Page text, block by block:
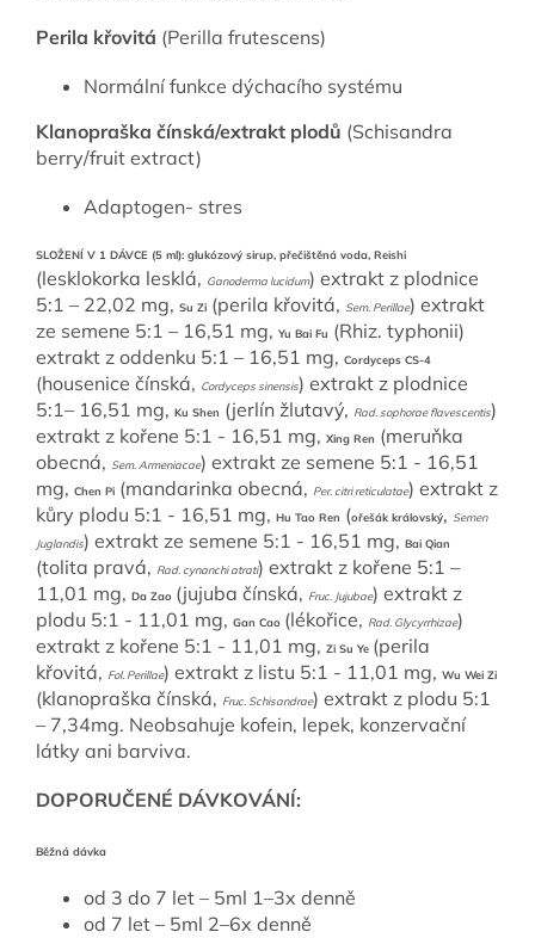
Perila křovitá (Perilla frutescens)
Normální funkce dýchacího systému
Klanopraška čínská/extrakt plodů (Schisandra
berry/fruit extract)
Adaptogen- stres
SLOŽENÍ V 1 DÁVCE (5 ml): glukózový sirup, přečištěná voda, Reishi
(lesklokorka lesklá, Ganoderma lucidum) extrakt z plodnice
5:1 – 22,02 mg, Su Zi (perila křovitá, Sem. Perillae) extrakt
ze semene 5:1 – 16,51 mg, Yu Bai Fu (Rhiz. typhonii)
extrakt z oddenku 5:1 – 16,51 mg, Cordyceps CS-4
(housenice čínská, Cordyceps sinensis) extrakt z plodnice
5:1– 16,51 mg, Ku Shen (jerlín žlutavý, Rad. sophorae flavescentis)
extrakt z kořene 5:1 - 16,51 mg, Xing Ren (meruňka
obecná, Sem. Armeniacae) extrakt ze semene 5:1 - 16,51
mg, Chen Pi (mandarinka obecná, Per. citri reticulatae) extrakt z
kůry plodu 5:1 - 16,51 mg, Hu Tao Ren (ořešák královský, Semen
Juglandis) extrakt ze semene 5:1 - 16,51 mg, Bai Qian
(tolita pravá, Rad. cynanchi atrati) extrakt z kořene 5:1 –
11,01 mg, Da Zao (jujuba čínská, Fruc. Jujubae) extrakt z
plodu 5:1 - 11,01 mg, Gan Cao (lékořice, Rad. Glycyrrhizae)
extrakt z kořene 5:1 - 11,01 mg, Zi Su Ye (perila
křovitá, Fol. Perillae) extrakt z listu 5:1 - 11,01 mg, Wu Wei Zi
(klanopraška čínská, Fruc. Schisandrae) extrakt z plodu 5:1
– 7,34mg. Neobsahuje kofein, lepek, konzervační
látky ani barviva.
DOPORUČENÉ DÁVKOVÁNÍ:
Běžná dávka
od 3 do 7 let – 5ml 1–3x denně
od 7 let – 5ml 2–6x denně